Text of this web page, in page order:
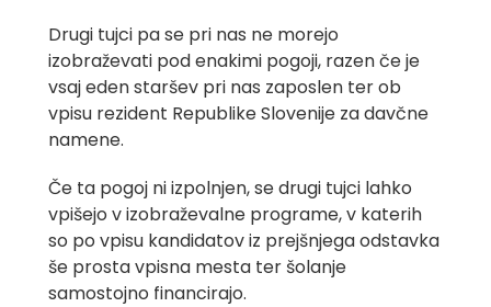
Drugi tujci pa se pri nas ne morejo
izobraževati pod enakimi pogoji, razen če je
vsaj eden staršev pri nas zaposlen ter ob
vpisu rezident Republike Slovenije za davčne
namene.
Če ta pogoj ni izpolnjen, se drugi tujci lahko
vpišejo v izobraževalne programe, v katerih
so po vpisu kandidatov iz prejšnjega odstavka
še prosta vpisna mesta ter šolanje
samostojno financirajo.